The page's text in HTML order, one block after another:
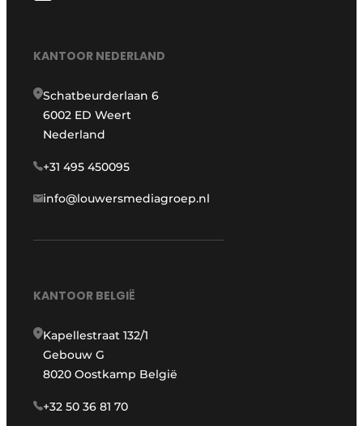
KANTOOR NEDERLAND
Schatbeurderlaan 6
6002 ED Weert
Nederland
+31 495 450095
info@louwersmediagroep.nl
KANTOOR BELGIË
Kapellestraat 132/1
Gebouw G
8020 Oostkamp België
+32 50 36 81 70